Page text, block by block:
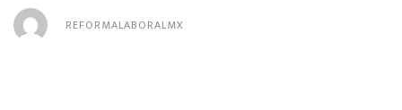
REFORMALABORALMX